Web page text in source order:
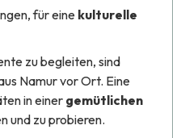
für eine kulturelle
zu begleiten, sind
Namur vor Ort. Eine
in einer gemütlichen
und zu probieren.